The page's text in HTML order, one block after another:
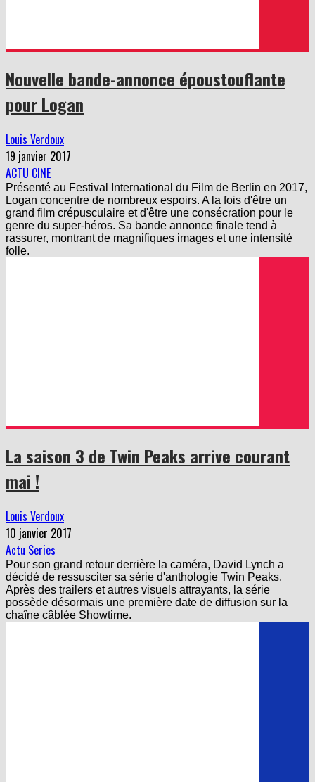
Nouvelle bande-annonce époustouflante
pour Logan
19 janvier 2017
ACTU CINE
Présenté au Festival International du Film de Berlin en 2017,
Logan concentre de nombreux espoirs. A la fois d'être un
grand film crépusculaire et d'être une consécration pour le
genre du super-héros. Sa bande annonce finale tend à
rassurer, montrant de magnifiques images et une intensité
folle.
La saison 3 de Twin Peaks arrive courant
mai !
10 janvier 2017
Actu Series
Pour son grand retour derrière la caméra, David Lynch a
décidé de ressusciter sa série d'anthologie Twin Peaks.
Après des trailers et autres visuels attrayants, la série
possède désormais une première date de diffusion sur la
chaîne câblée Showtime.